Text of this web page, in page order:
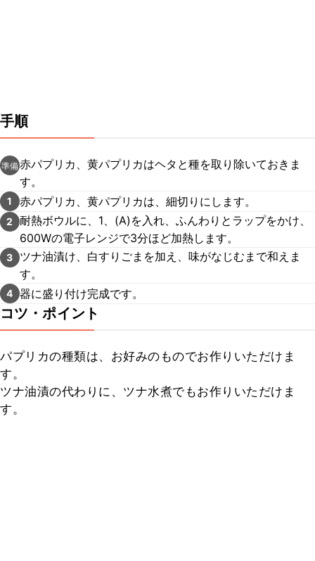
手順
準備赤パプリカ、黄パプリカはヘタと種を取り除いておきま
す。
1 赤パプリカ、黄パプリカは、細切りにします。
2
耐熱ボウルに、1、(A)を入れ、ふんわりとラップをかけ、
600Wの電子レンジで3分ほど加熱します。
3
ツナ油漬け、白すりごまを加え、味がなじむまで和えま
す。
4 器に盛り付け完成です。
コツ・ポイント
パプリカの種類は、お好みのものでお作りいただけま
す。
ツナ油漬の代わりに、ツナ水煮でもお作りいただけま
す。